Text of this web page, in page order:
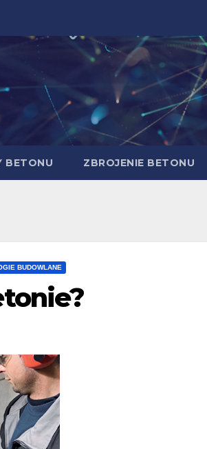
BETONU ZBROJENIE BETONU
BUDOWLANE